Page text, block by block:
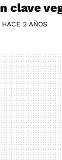
clave
HACE 2 AÑOS